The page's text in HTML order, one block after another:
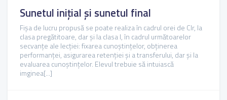
Sunetul inițial și sunetul final
Fișa de lucru propusă se poate realiza în cadrul orei de Clr, la
clasa pregătitoare, dar și la clasa I, în cadrul următoarelor
secvanțe ale lecției: fixarea cunoștințelor, obținerea
performanței, asigurarea retenției și a transferului, dar și la
evaluarea cunoștințelor. Elevul trebuie să intuiască
imginea[...]